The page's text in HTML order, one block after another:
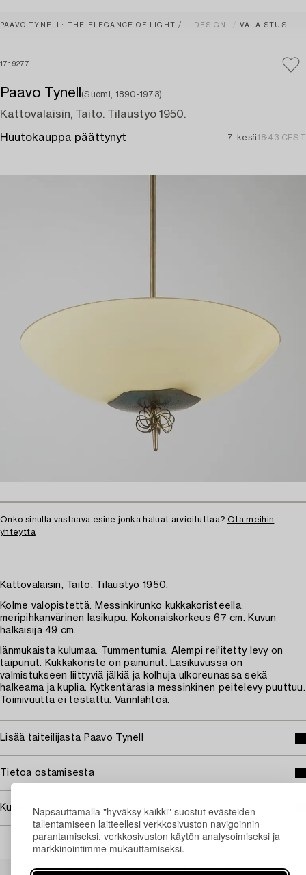
Napsauttamalla "hyväksy kaikki" suostut evästeiden
tallentamiseen laitteellesi verkkosivuston navigoinnin
parantamiseksi, verkkosivuston käytön analysoimiseksi ja
markkinointimme mukauttamiseksi.
PAAVO TYNELL: THE ELEGANCE OF LIGHT DESIGN VALAISTUS
1719277
Paavo Tynell (Suomi, 1890-1973)
Kattovalaisin, Taito. Tilaustyö 1950.
Huutokauppa päättynyt 7. kesä18:43 CEST
Onko sinulla vastaava esine jonka haluat arvioituttaa? Ota meihin
yhteyttä
Kattovalaisin, Taito. Tilaustyö 1950.
Kolme valopistettä. Messinkirunko kukkakoristeella.
meripihkanvärinen lasikupu. Kokonaiskorkeus 67 cm. Kuvun
halkaisija 49 cm.
Iänmukaista kulumaa. Tummentumia. Alempi rei'itetty levy on
taipunut. Kukka­koriste on painunut. Lasikuvussa on
valmistukseen liittyviä jälkiä ja kolhuja ulkoreunassa sekä
halkeama ja kuplia. Kytkentärasia messinkinen peitelevy puuttuu.
Toimivuutta ei testattu. Värinlähtöä.
Lisää taiteilijasta Paavo Tynell
Tietoa ostamisesta
Kuvan käyttöoikeudet
Muiden katsomia kohteita